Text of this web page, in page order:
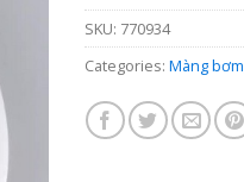
SKU: 770934
Categories: Màng bơm